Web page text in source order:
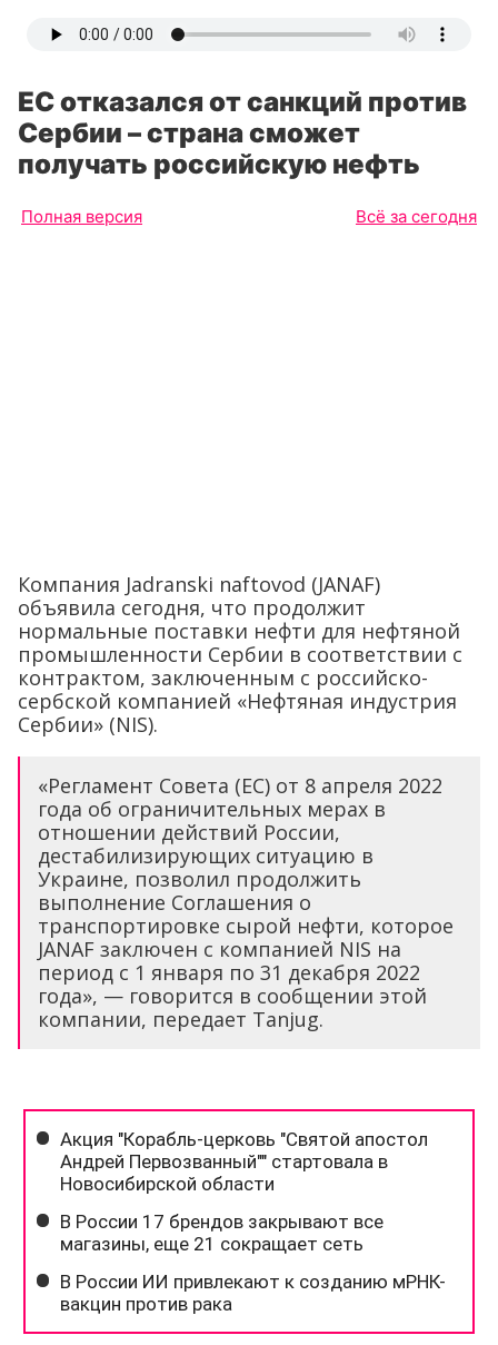
ЕС отказался от санкций против
Сербии – страна сможет
получать российскую нефть
Полная версия Всё за сегодня
Компания Jadranski naftovod (JANAF)
объявила сегодня, что продолжит
нормальные поставки нефти для нефтяной
промышленности Сербии в соответствии с
контрактом, заключенным с российско-
сербской компанией «Нефтяная индустрия
Сербии» (NIS).
«Регламент Совета (ЕС) от 8 апреля 2022
года об ограничительных мерах в
отношении действий России,
дестабилизирующих ситуацию в
Украине, позволил продолжить
выполнение Соглашения о
транспортировке сырой нефти, которое
JANAF заключен с компанией NIS на
период с 1 января по 31 декабря 2022
года», — говорится в сообщении этой
компании, передает Tanjug.